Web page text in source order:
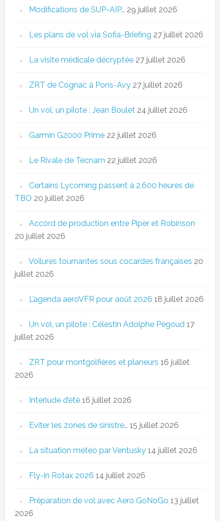
Modifications de SUP-AIP… 29 juillet 2026
Les plans de vol via Sofia-Briefing 27 juillet 2026
La visite médicale décryptée 27 juillet 2026
ZRT de Cognac à Pons-Avy 27 juillet 2026
Un vol, un pilote : Jean Boulet 24 juillet 2026
Garmin G2000 Prime 22 juillet 2026
Le Rivale de Tecnam 22 juillet 2026
Certains Lycoming passent à 2.600 heures de
TBO 20 juillet 2026
Accord de production entre Piper et Robinson
20 juillet 2026
Voilures tournantes sous cocardes françaises 20
juillet 2026
L’agenda aeroVFR pour août 2026 18 juillet 2026
Un vol, un pilote : Célestin Adolphe Pégoud 17
juillet 2026
ZRT pour montgolfières et planeurs 16 juillet
2026
Interlude d’été 16 juillet 2026
Eviter les zones de sinistre… 15 juillet 2026
La situation météo par Ventusky 14 juillet 2026
Fly-in Rotax 2026 14 juillet 2026
Préparation de vol avec Aero GoNoGo 13 juillet
2026